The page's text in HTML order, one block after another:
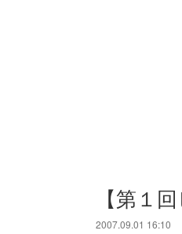
【第１
2007.09.01 16:10